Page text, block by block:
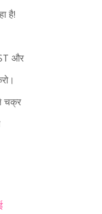
है!
और
चक्र